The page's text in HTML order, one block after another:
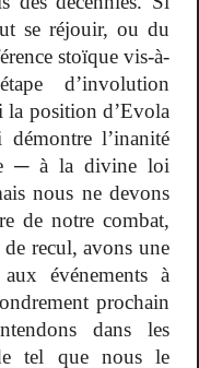
se réjouir, ou du
stoïque vis-à-
d’involution
la position d’Evola
démontre l’inanité
─ à la divine loi
nous ne devons
de notre combat,
recul, avons une
événements à
prochain
dans les
tel que nous le